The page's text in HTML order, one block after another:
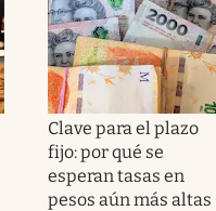
Clave para el plazo
fijo: por qué se
esperan tasas en
pesos aún más altas